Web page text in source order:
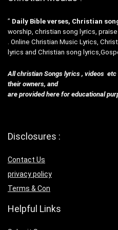
” Daily Bible verses, Christian
worship, christian song lyrics,
. Online Christian Music Lyrics,
lyrics and Christian song
All christian Songs lyrics , videos
their owners, and
are provided here for educational
Disclosures :
Contact Us
privacy policy
Terms & Con
Helpful Links